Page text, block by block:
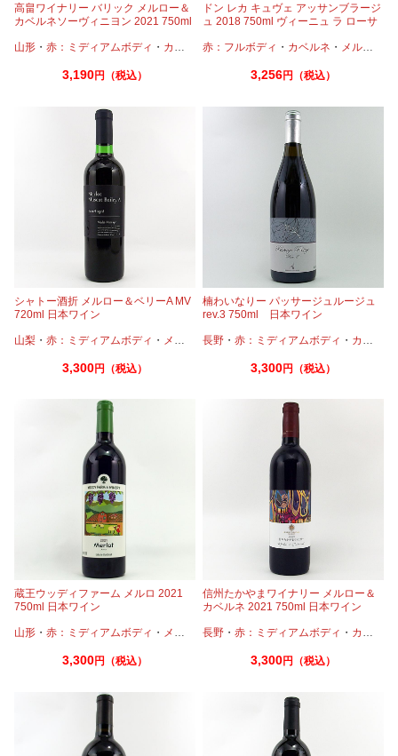
高畠ワイナリー バリック メルロー＆
カベルネソーヴィニヨン 2021 750ml
山形 ・ 赤：ミディアムボディ ・ カベルネ ・ メルロー
3,190円（税込）
ドン レカ キュヴェ アッサンブラージ
ュ 2018 750ml ヴィーニュ ラ ローサ
赤：フルボディ ・ カベルネ ・ メルロー
3,256円（税込）
シャトー酒折 メルロー＆ベリーA MV
720ml 日本ワイン
山梨 ・ 赤：ミディアムボディ ・ メルロー ・マスカットベーリーA
3,300円（税込）
楠わいなりー パッサージュルージュ
rev.3 750ml 日本ワイン
長野 ・赤：ミディアムボディ ・ カベルネ
3,300円（税込）
蔵王ウッディファーム メルロ 2021
750ml 日本ワイン
山形 ・ 赤：ミディアムボディ ・ メルロー
3,300円（税込）
信州たかやまワイナリー メルロー＆
カベルネ 2021 750ml 日本ワイン
長野 ・赤：ミディアムボディ ・ カベルネ
3,300円（税込）